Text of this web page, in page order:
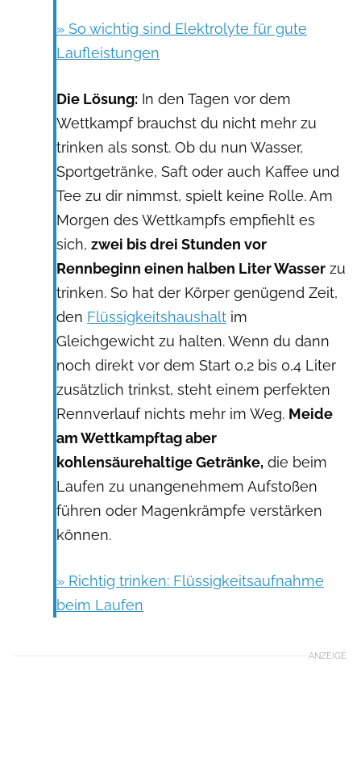
» So wichtig sind Elektrolyte für gute
Laufleistungen
Die Lösung: In den Tagen vor dem
Wettkampf brauchst du nicht mehr zu
trinken als sonst. Ob du nun Wasser,
Sportgetränke, Saft oder auch Kaffee und
Tee zu dir nimmst, spielt keine Rolle. Am
Morgen des Wettkampfs empfiehlt es
sich, zwei bis drei Stunden vor
Rennbeginn einen halben Liter Wasser zu
trinken. So hat der Körper genügend Zeit,
den Flüssigkeitshaushalt im
Gleichgewicht zu halten. Wenn du dann
noch direkt vor dem Start 0,2 bis 0,4 Liter
zusätzlich trinkst, steht einem perfekten
Rennverlauf nichts mehr im Weg. Meide
am Wettkampftag aber
kohlensäurehaltige Getränke, die beim
Laufen zu unangenehmem Aufstoßen
führen oder Magenkrämpfe verstärken
können.
» Richtig trinken: Flüssigkeitsaufnahme
beim Laufen
ANZEIGE